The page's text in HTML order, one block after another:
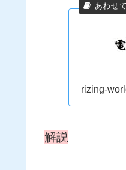
rizing-
解説